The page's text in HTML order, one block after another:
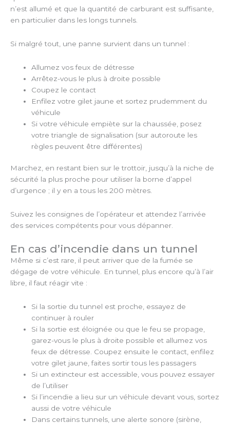
n’est allumé et que la quantité de carburant est suffisante,
en particulier dans les longs tunnels.
Si malgré tout, une panne survient dans un tunnel :
Allumez vos feux de détresse
Arrêtez-vous le plus à droite possible
Coupez le contact
Enfilez votre gilet jaune et sortez prudemment du
véhicule
Si votre véhicule empiète sur la chaussée, posez
votre triangle de signalisation (sur autoroute les
règles peuvent être différentes)
Marchez, en restant bien sur le trottoir, jusqu’à la niche de
sécurité la plus proche pour utiliser la borne d’appel
d’urgence ; il y en a tous les 200 mètres.
Suivez les consignes de l’opérateur et attendez l’arrivée
des services compétents pour vous dépanner.
En cas d’incendie dans un tunnel
Même si c’est rare, il peut arriver que de la fumée se
dégage de votre véhicule. En tunnel, plus encore qu’à l’air
libre, il faut réagir vite :
Si la sortie du tunnel est proche, essayez de
continuer à rouler
Si la sortie est éloignée ou que le feu se propage,
garez-vous le plus à droite possible et allumez vos
feux de détresse. Coupez ensuite le contact, enfilez
votre gilet jaune, faites sortir tous les passagers
Si un extincteur est accessible, vous pouvez essayer
de l’utiliser
Si l’incendie a lieu sur un véhicule devant vous, sortez
aussi de votre véhicule
Dans certains tunnels, une alerte sonore (sirène,